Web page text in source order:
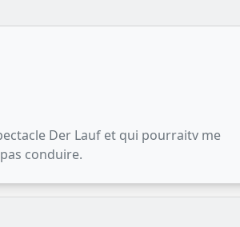
Der Lauf et qui pourraitv me
conduire.